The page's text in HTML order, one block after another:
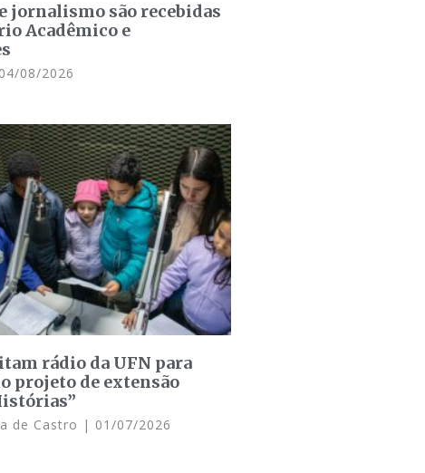
jornalismo são recebidas
Acadêmico e
04/08/2026
rádio da UFN para
projeto de extensão
de Castro 01/07/2026